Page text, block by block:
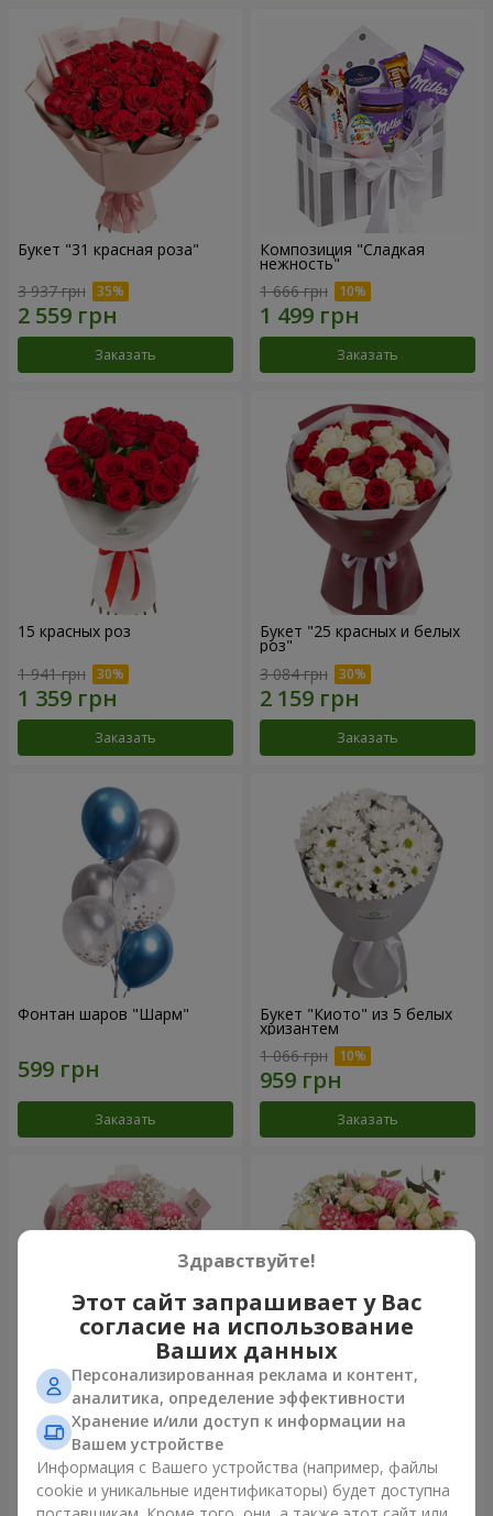
Букет "31 красная роза"
3 937 грн
Заказать
Композиция "Сладкая
нежность"
1 666 грн
Заказать
15 красных роз
1 941 грн
Заказать
Букет "25 красных и белых
роз"
3 084 грн
Заказать
Фонтан шаров "Шарм"
Заказать
Букет "Киото" из 5 белых
хризантем
1 066 грн
Заказать
Букет "Королева
Карибского моря"
1 374 грн
Заказать
Цветы в коробке
"Помпадур"
Заказать
Здравствуйте!
Этот сайт запрашивает у Вас
согласие на использование
Ваших данных
Персонализированная реклама и контент,
аналитика, определение эффективности
Хранение и/или доступ к информации на
Вашем устройстве
Информация с Вашего устройства (например, файлы
cookie и уникальные идентификаторы) будет доступна